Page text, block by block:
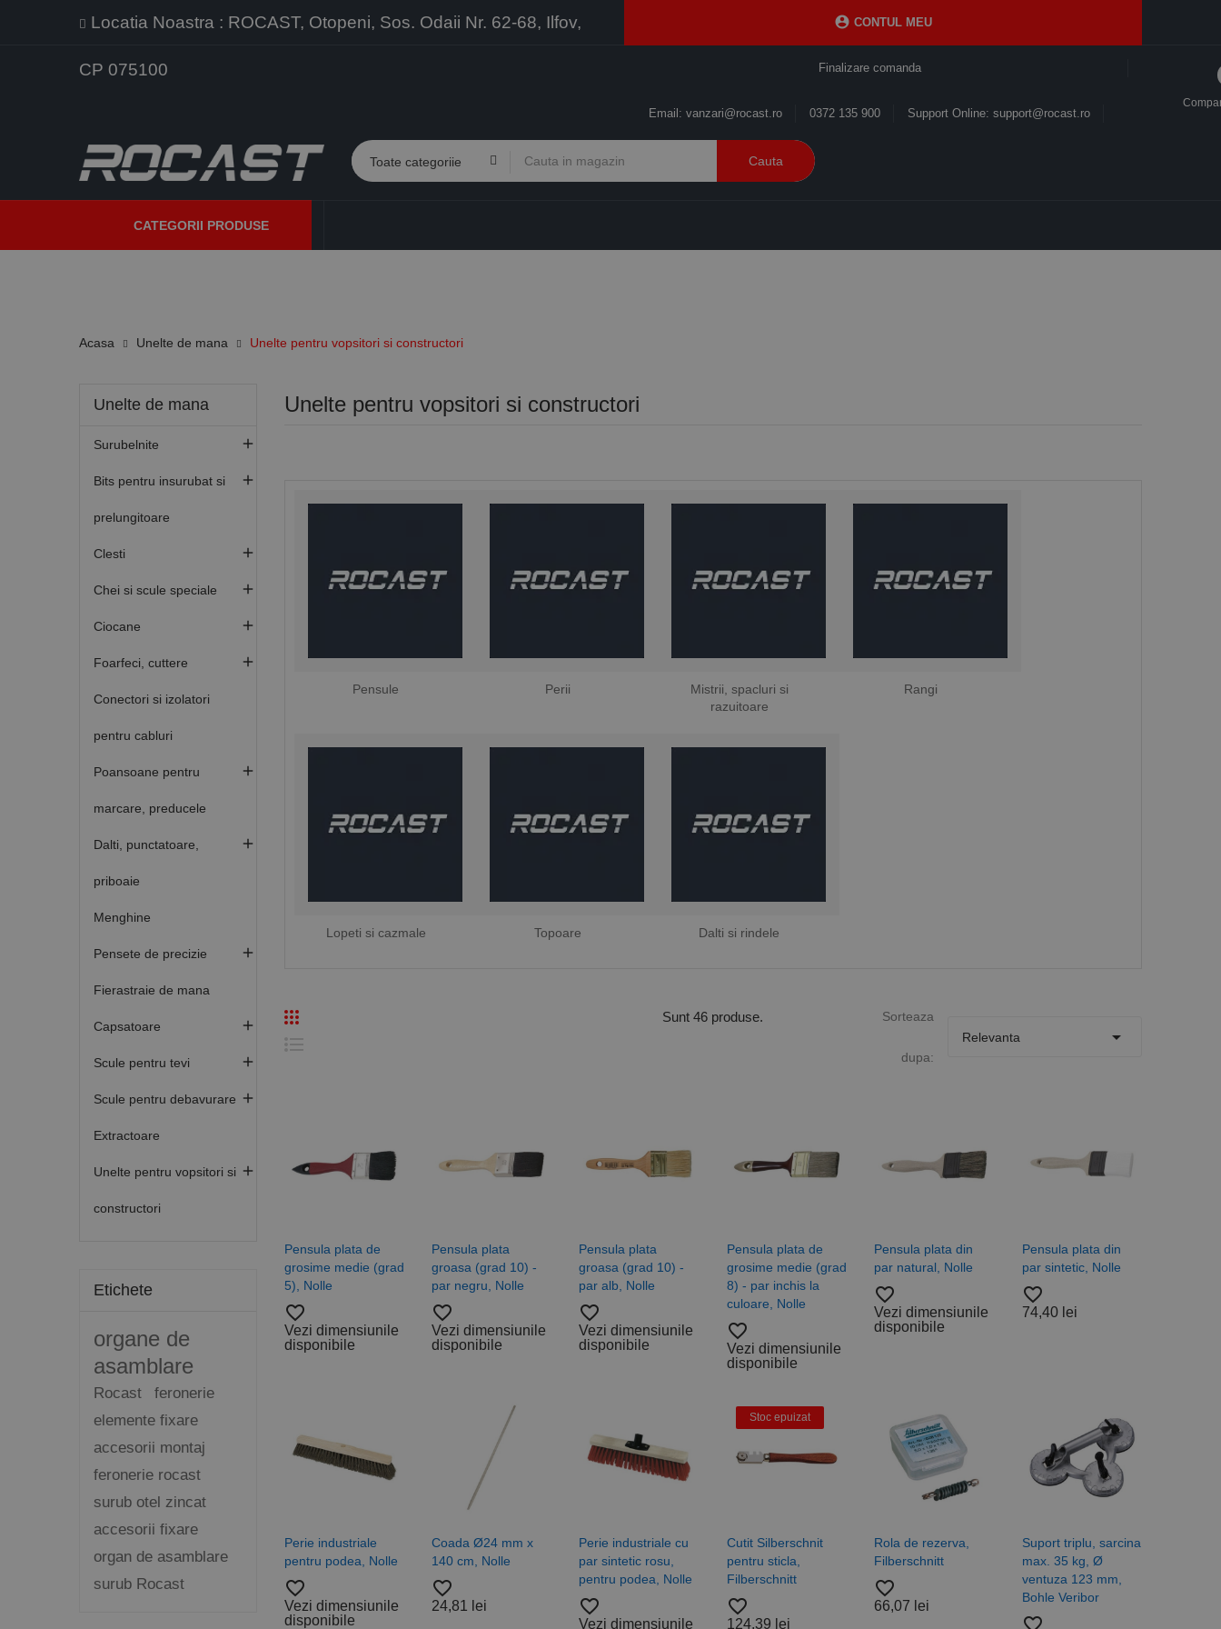
Locatia Noastra : ROCAST, Otopeni, Sos. Odaii Nr. 62-68, Ilfov,
CP 075100
 CONTUL MEU
Finalizare comanda
Support Online: support@rocast.ro
0372 135 900
Email: vanzari@rocast.ro
Cauta
CATEGORII PRODUSE
Acasa Unelte de mana Unelte pentru vopsitori si constructori
Unelte de mana
Surubelnite 
Bits pentru insurubat si
prelungitoare

Clesti 
Chei si scule speciale 
Ciocane 
Foarfeci, cuttere 
Conectori si izolatori
pentru cabluri
Poansoane pentru
marcare, preducele

Dalti, punctatoare,
priboaie

Menghine
Pensete de precizie 
Fierastraie de mana
Capsatoare 
Scule pentru tevi 
Scule pentru debavurare 
Extractoare
Unelte pentru vopsitori si
constructori

Etichete
organe de
asamblare
Rocast
feronerie
elemente fixare
accesorii montaj
feronerie rocast
surub otel zincat
accesorii fixare
organ de asamblare
surub Rocast
Unelte pentru vopsitori si constructori
Pensule Perii
Mistrii, spacluri si
razuitoare
Rangi
Lopeti si cazmale Topoare Dalti si rindele
Sunt 46 produse. Sorteaza
dupa:
Relevanta 
Pensula plata de
grosime medie (grad
5), Nolle
favorite_border
Vezi dimensiunile
disponibile
Pensula plata
groasa (grad 10) -
par negru, Nolle
favorite_border
Vezi dimensiunile
disponibile
Pensula plata
groasa (grad 10) -
par alb, Nolle
favorite_border
Vezi dimensiunile
disponibile
Pensula plata de
grosime medie (grad
8) - par inchis la
culoare, Nolle
favorite_border
Vezi dimensiunile
disponibile
Pensula plata din
par natural, Nolle
favorite_border
Vezi dimensiunile
disponibile
Pensula plata din
par sintetic, Nolle
favorite_border
74,40 lei
Perie industriale
pentru podea, Nolle
favorite_border
Vezi dimensiunile
disponibile
Coada Ø24 mm x
140 cm, Nolle
favorite_border
24,81 lei
Perie industriale cu
par sintetic rosu,
pentru podea, Nolle
favorite_border
Vezi dimensiunile
Stoc epuizat
Cutit Silberschnit
pentru sticla,
Filberschnitt
favorite_border
124,39 lei
Rola de rezerva,
Filberschnitt
favorite_border
66,07 lei
Suport triplu, sarcina
max. 35 kg, Ø
ventuza 123 mm,
Bohle Veribor
favorite_border